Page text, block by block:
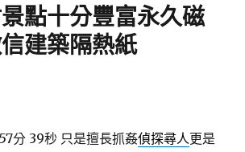
點十分豐富永久磁
建築隔熱紙
分 39秒 只是擅長抓姦偵探尋人更是